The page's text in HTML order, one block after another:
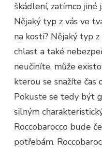
škádlení, zatímco jiné
Nějaký typ z vás ve
na kosti? Nějaký typ
chlast a také
neučiníte, může
kterou se snažíte čas
Pokuste se tedy být
silným
Roccobarocco bude
potřebám.